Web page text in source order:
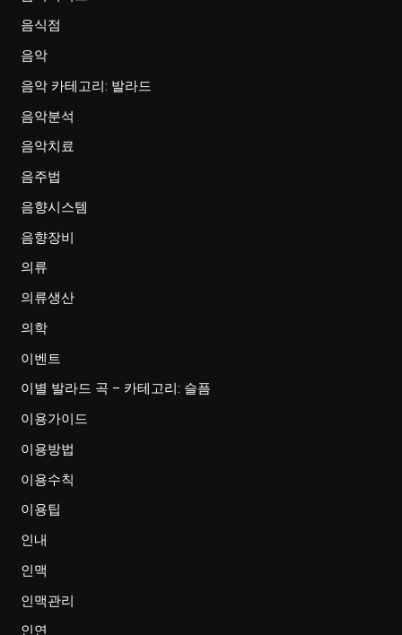
음식점
음악
음악 카테고리: 발라드
음악분석
음악치료
음주법
음향시스템
음향장비
의류
의류생산
의학
이벤트
이별 발라드 곡 – 카테고리: 슬픔
이용가이드
이용방법
이용수칙
이용팁
인내
인맥
인맥관리
인연